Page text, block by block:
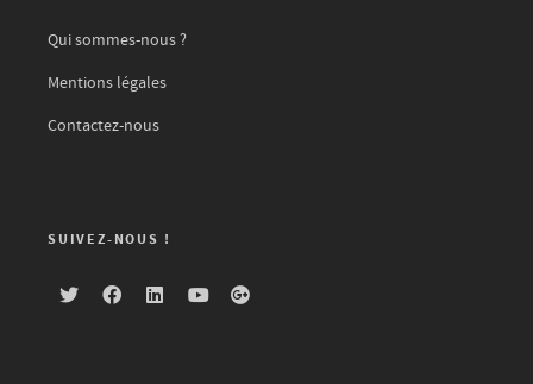
Qui sommes-nous ?
Mentions légales
Contactez-nous
SUIVEZ-NOUS !